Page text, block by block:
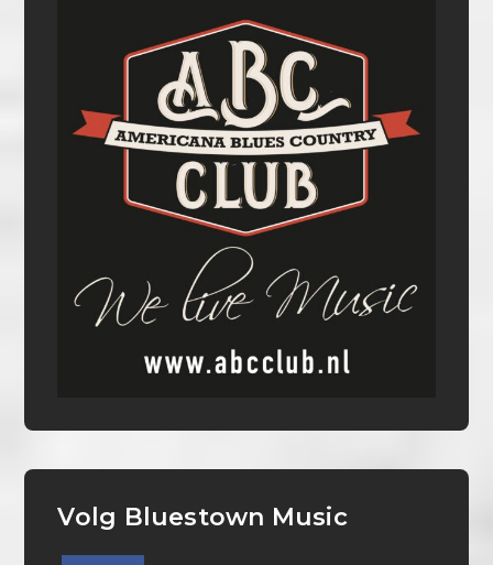
Volg Bluestown Music